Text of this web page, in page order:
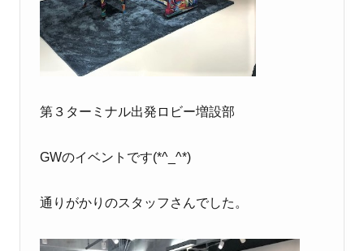
第３ターミナル出発ロビー増設部
GWのイベントです(*^_^*)
通りがかりのスタッフさんでした。